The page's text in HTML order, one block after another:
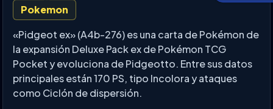
Pokemon
«Pidgeot ex» (A4b-276) es una carta de Pokémon de
la expansión Deluxe Pack ex de Pokémon TCG
Pocket y evoluciona de Pidgeotto. Entre sus datos
principales están 170 PS, tipo Incolora y ataques
como Ciclón de dispersión.